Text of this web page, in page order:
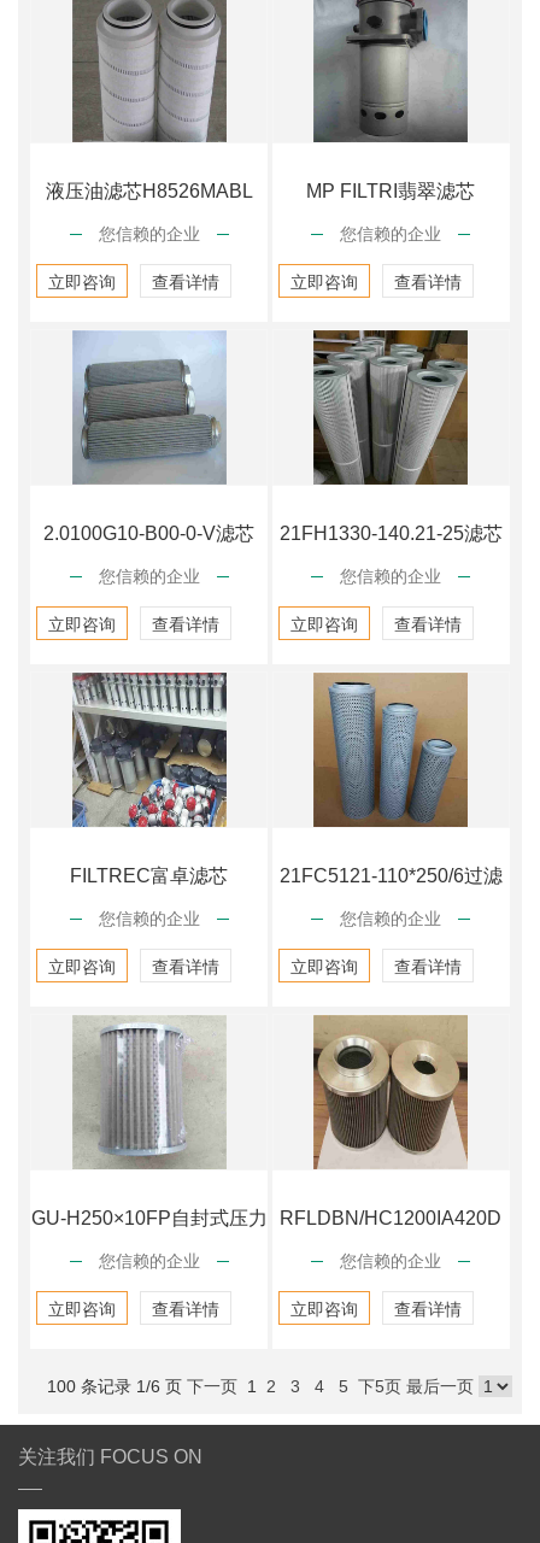
液压油滤芯H8526MABL
您信赖的企业
立即咨询 查看详情
MP FILTRI翡翠滤芯
CU1103P
您信赖的企业
立即咨询 查看详情
2.0100G10-B00-0-V滤芯
您信赖的企业
立即咨询 查看详情
21FH1330-140.21-25滤芯
您信赖的企业
立即咨询 查看详情
FILTREC富卓滤芯
CL2T75SVT
您信赖的企业
立即咨询 查看详情
21FC5121-110*250/6过滤
您信赖的企业
立即咨询 查看详情
GU-H250×10FP自封式压力
管路过
您信赖的企业
立即咨询 查看详情
RFLDBN/HC1200IA420D
过
您信赖的企业
立即咨询 查看详情
100 条记录 1/6 页 下一页 1 2 3 4 5 下5页 最后一页
关注我们 FOCUS ON